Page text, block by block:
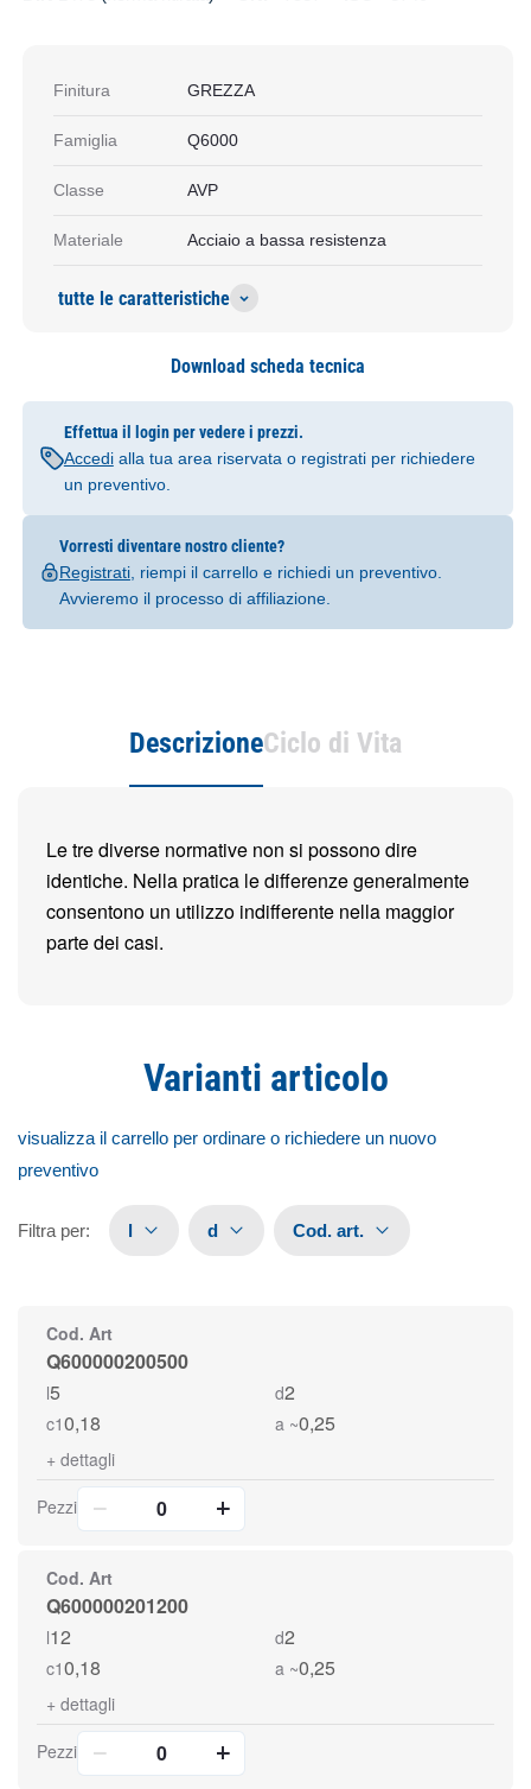
Finitura GREZZA
Famiglia Q6000
Classe AVP
Materiale Acciaio a bassa resistenza
tutte le caratteristiche
Download scheda tecnica
Effettua il login per vedere i prezzi.
Accedialla tua area riservata o registrati per richiedere
un preventivo.
Vorresti diventare nostro cliente?
Registrati, riempi il carrello e richiedi un preventivo.
Avvieremo il processo di affiliazione.
DescrizioneCiclo di Vita
Le tre diverse normative non si possono dire
identiche. Nella pratica le differenze generalmente
consentono un utilizzo indifferente nella maggior
parte dei casi.
Varianti articolo
visualizza il carrello per ordinare o richiedere un nuovo
preventivo
Filtra per: l d Cod. art.
Cod. Art
Q600000200500
l5 d2
c10,18 a ~0,25
+ dettagli
Pezzi
Cod. Art
Q600000201200
l12 d2
c10,18 a ~0,25
+ dettagli
Pezzi